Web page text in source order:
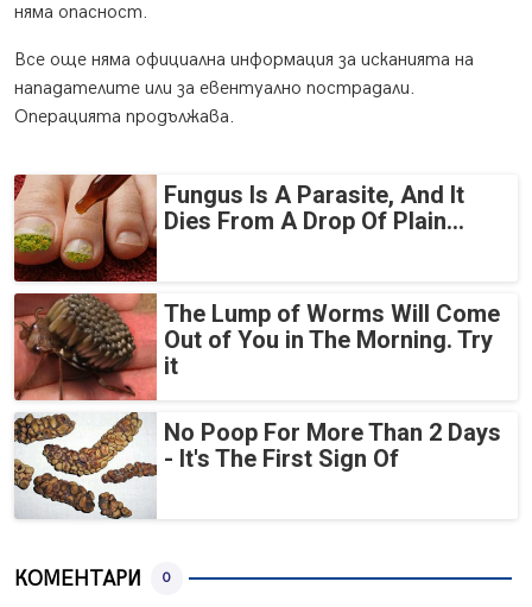
няма опасност.
Все още няма официална информация за исканията на
нападателите или за евентуално пострадали.
Операцията продължава.
Fungus Is A Parasite, And It
Dies From A Drop Of Plain...
The Lump of Worms Will Come
Out of You in The Morning. Try
it
No Poop For More Than 2 Days
- It's The First Sign Of
КОМЕНТАРИ 0